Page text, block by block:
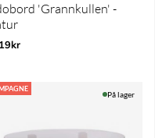
'Grannkullen' -
På lager